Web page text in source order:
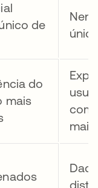
de
do
mais